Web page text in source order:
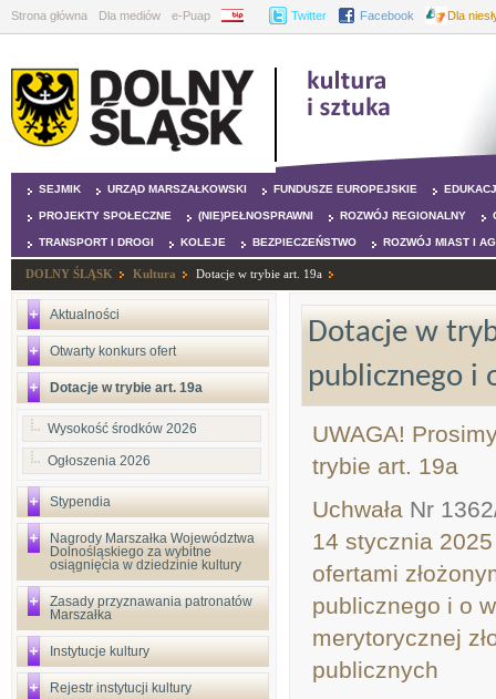
Strona główna Dla mediów e-Puap BIP Twitter Facebook Dla
SEJMIK URZĄD MARSZAŁKOWSKI FUNDUSZE EUROPEJSKIE
PROJEKTY SPOŁECZNE (NIE)PEŁNOSPRAWNI ROZWÓJ REGIONALNY
TRANSPORT I DROGI KOLEJE BEZPIECZEŃSTWO ROZWÓJ MIAST I
DOLNY ŚLĄSK Kultura Dotacje w trybie art. 19a
Aktualności
Otwarty konkurs ofert
Dotacje w trybie art. 19a
Wysokość środków 2026
Ogłoszenia 2026
Stypendia
Nagrody Marszałka Województwa
Dolnośląskiego za wybitne
osiągnięcia w dziedzinie kultury
Zasady przyznawania patronatów
Marszałka
Instytucje kultury
Rejestr instytucji kultury
Dotacje w
publicznego i
UWAGA!
trybie art. 19a
Uchwała Nr
14 stycznia
ofertami
publicznego i o
merytorycznej
publicznych